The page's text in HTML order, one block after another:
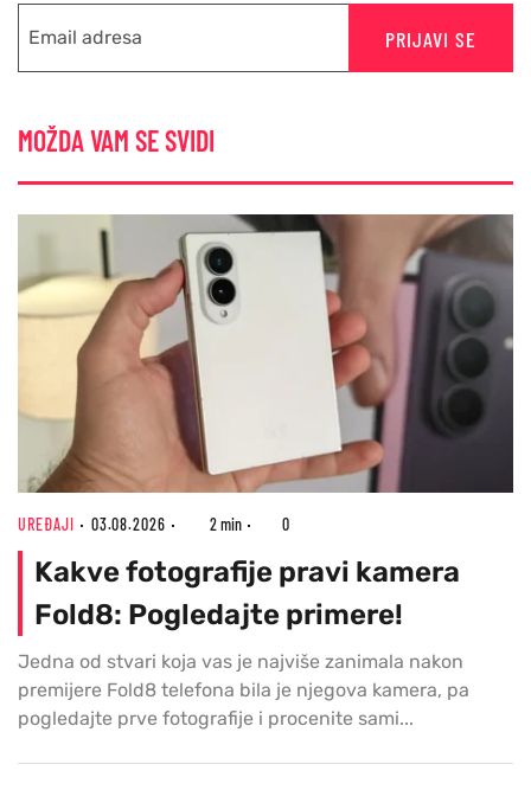
PRIJAVI SE
MOŽDA VAM SE SVIDI
UREĐAJI 03.08.2026 2 min 0
Kakve fotografije pravi kamera
Fold8: Pogledajte primere!
Jedna od stvari koja vas je najviše zanimala nakon
premijere Fold8 telefona bila je njegova kamera, pa
pogledajte prve fotografije i procenite sami...